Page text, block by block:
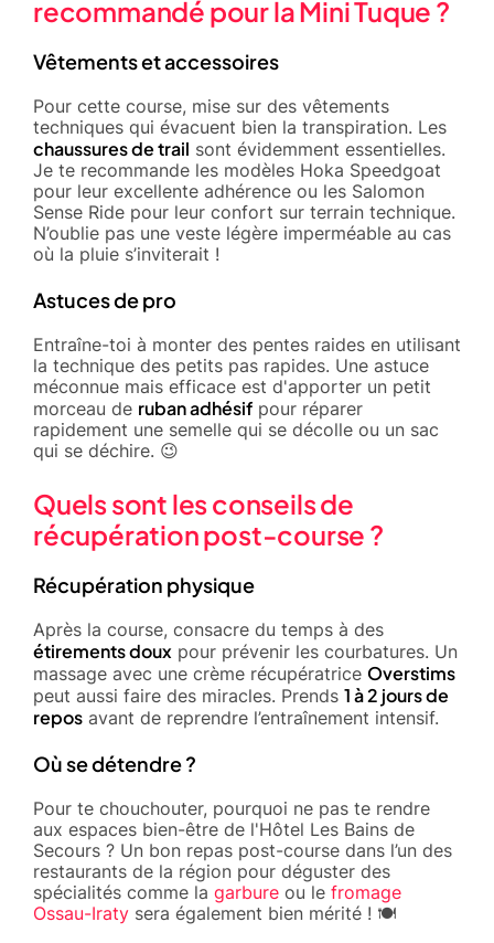
recommandé pour la Mini Tuque ?
Vêtements et accessoires
Pour cette course, mise sur des vêtements
techniques qui évacuent bien la transpiration. Les
chaussures de trail sont évidemment essentielles.
Je te recommande les modèles Hoka Speedgoat
pour leur excellente adhérence ou les Salomon
Sense Ride pour leur confort sur terrain technique.
N’oublie pas une veste légère imperméable au cas
où la pluie s’inviterait !
Astuces de pro
Entraîne-toi à monter des pentes raides en utilisant
la technique des petits pas rapides. Une astuce
méconnue mais efficace est d'apporter un petit
morceau de ruban adhésif pour réparer
rapidement une semelle qui se décolle ou un sac
qui se déchire. 😉
Quels sont les conseils de
récupération post-course ?
Récupération physique
Après la course, consacre du temps à des
étirements doux pour prévenir les courbatures. Un
massage avec une crème récupératrice Overstims
peut aussi faire des miracles. Prends 1 à 2 jours de
repos avant de reprendre l’entraînement intensif.
Où se détendre ?
Pour te chouchouter, pourquoi ne pas te rendre
aux espaces bien-être de l'Hôtel Les Bains de
Secours ? Un bon repas post-course dans l’un des
restaurants de la région pour déguster des
spécialités comme la garbure ou le fromage
Ossau-Iraty sera également bien mérité ! 🍽️